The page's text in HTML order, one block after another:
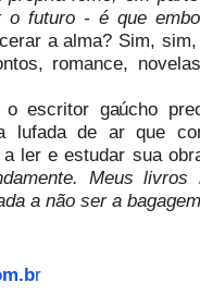
o futuro - é que
a alma? Sim,
romance,
escritor gaúcho
lufada de ar que
a ler e estudar sua
Meus
a não ser a
r